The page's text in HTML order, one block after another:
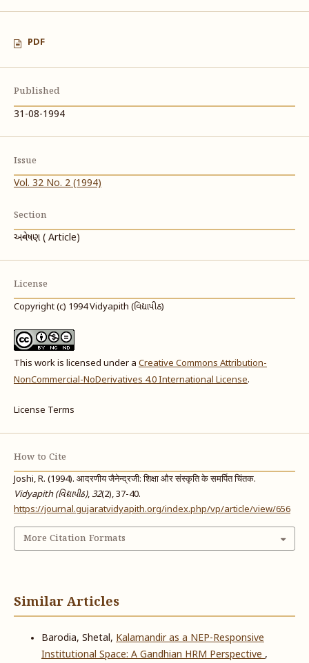
PDF
Published
31-08-1994
Issue
Vol. 32 No. 2 (1994)
Section
અન્વેષણ ( Article)
License
Copyright (c) 1994 Vidyapith (વિદ્યાપીઠ)
This work is licensed under a Creative Commons Attribution-
NonCommercial-NoDerivatives 4.0 International License.
License Terms
How to Cite
Joshi, R. (1994). आदरणीय जैनेन्द्रजी: शिक्षा और संस्कृति के समर्पित चिंतक.
Vidyapith (વિદ્યાપીઠ),32(2), 37-40.
https://journal.gujaratvidyapith.org/index.php/vp/article/view/656
More Citation Formats
Similar Articles
Barodia, Shetal, Kalamandir as a NEP-Responsive
Institutional Space: A Gandhian HRM Perspective,